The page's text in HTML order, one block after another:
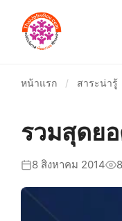
หน้าแรก / สาระน่ารู้
รวมสุดย
8 สิงหาคม 2014